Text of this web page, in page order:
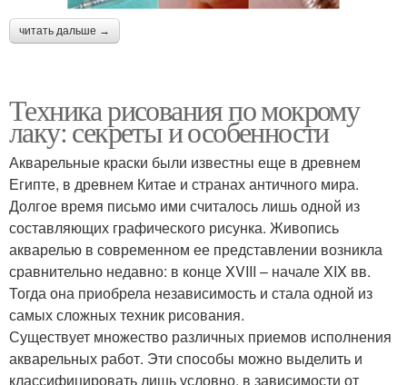
читать дальше →
Техника рисования по мокрому
лаку: секреты и особенности
Акварельные краски были известны еще в древнем
Египте, в древнем Китае и странах античного мира.
Долгое время письмо ими считалось лишь одной из
составляющих графического рисунка. Живопись
акварелью в современном ее представлении возникла
сравнительно недавно: в конце XVIII – начале XIX вв.
Тогда она приобрела независимость и стала одной из
самых сложных техник рисования.
Существует множество различных приемов исполнения
акварельных работ. Эти способы можно выделить и
классифицировать лишь условно, в зависимости от